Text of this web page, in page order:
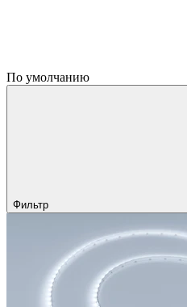
По умолчанию
Фильтр